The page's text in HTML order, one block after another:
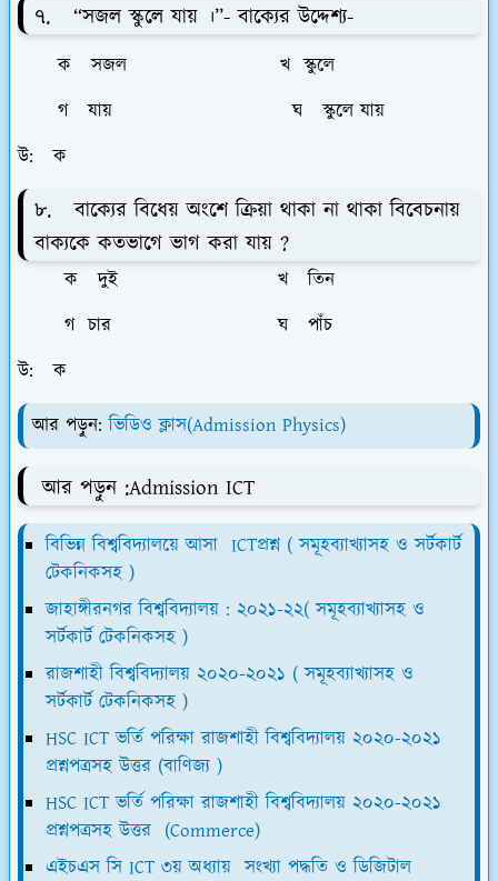
৭. “সজল স্কুলে যায় ।”- বাক্যের উদ্দেশ্য-
ক সজল খ স্কুলে
গ যায় ঘ স্কুলে যায়
উ: ক
৮. বাক্যের বিধেয় অংশে ক্রিয়া থাকা না থাকা বিবেচনায়
বাক্যকে কতভাগে ভাগ করা যায় ?
ক দুই খ তিন
গ চার ঘ পাঁচ
উ: ক
আর পড়ুন:ভিডিও ক্লাস(Admission Physics)
আর পড়ুন :Admission ICT
বিভিন্ন বিশ্ববিদ্যালয়ে আসা ICTপ্রশ্ন ( সমূহব্যাখ্যাসহ ও সর্টকার্ট
টেকনিকসহ )
জাহাঙ্গীরনগর বিশ্ববিদ্যালয় : ২০২১-২২( সমূহব্যাখ্যাসহ ও
সর্টকার্ট টেকনিকসহ )
রাজশাহী বিশ্ববিদ্যালয় ২০২০-২০২১ ( সমূহব্যাখ্যাসহ ও
সর্টকার্ট টেকনিকসহ )
HSC ICT ভর্তি পরিক্ষা রাজশাহী বিশ্ববিদ্যালয় ২০২০-২০২১
প্রশ্নপত্রসহ উত্তর (বাণিজ্য )
HSC ICT ভর্তি পরিক্ষা রাজশাহী বিশ্ববিদ্যালয় ২০২০-২০২১
প্রশ্নপত্রসহ উত্তর (Commerce)
এইচএস সি ICT ৩য় অধ্যায় সংখ্যা পদ্ধতি ও ডিজিটাল